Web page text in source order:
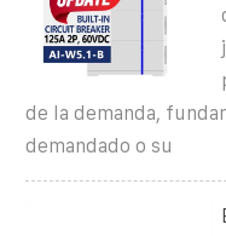
de la demanda,
demandado o su